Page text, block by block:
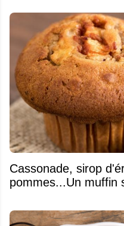
​Cassonade, sirop
pommes...Un muffin